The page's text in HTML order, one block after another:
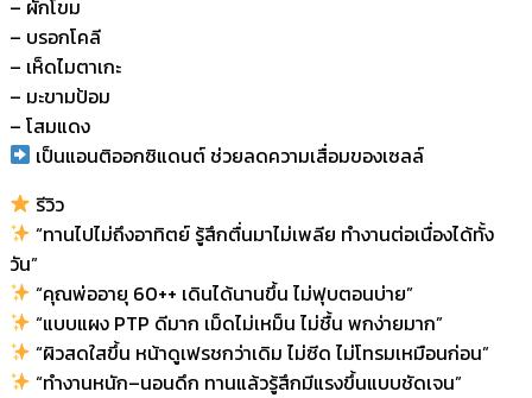
– ผักโขม
– บรอกโคลี
– เห็ดไมตาเกะ
– มะขามป้อม
– โสมแดง
เป็นแอนติออกซิแดนต์ ช่วยลดความเสื่อมของเซลล์
รีวิว
“ทานไปไม่ถึงอาทิตย์ รู้สึกตื่นมาไม่เพลีย ทำงานต่อเนื่องได้ทั้ง
วัน”
“คุณพ่ออายุ 60++ เดินได้นานขึ้น ไม่ฟุบตอนบ่าย”
“แบบแผง PTP ดีมาก เม็ดไม่เหม็น ไม่ชื้น พกง่ายมาก”
“ผิวสดใสขึ้น หน้าดูเฟรชกว่าเดิม ไม่ซีด ไม่โทรมเหมือนก่อน”
“ทำงานหนัก–นอนดึก ทานแล้วรู้สึกมีแรงขึ้นแบบชัดเจน”